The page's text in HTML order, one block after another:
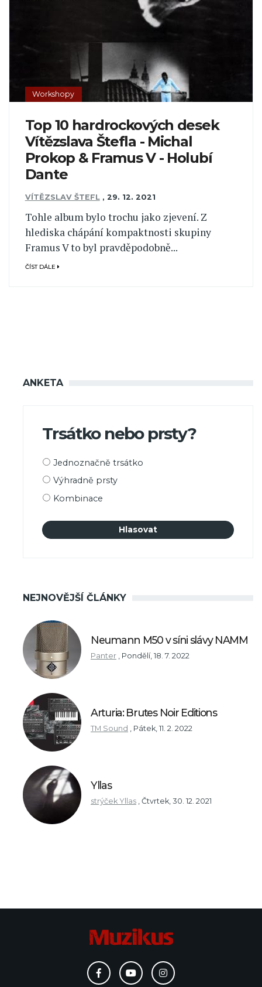
Workshopy
Top 10 hardrockových desek
Vítězslava Štefla - Michal
Prokop & Framus V - Holubí
Dante
VÍTĚZSLAV ŠTEFL , 29. 12. 2021
Tohle album bylo trochu jako zjevení. Z
hlediska chápání kompaktnosti skupiny
Framus V to byl pravděpodobně...
ČÍST DÁLE
ANKETA
Trsátko nebo prsty?
Možnosti
Jednoznačně trsátko
Výhradně prsty
Kombinace
NEJNOVĚJŠÍ ČLÁNKY
Neumann M50 v síni slávy NAMM
Panter , Pondělí, 18. 7. 2022
Arturia: Brutes Noir Editions
TM Sound , Pátek, 11. 2. 2022
Yllas
strýček Yllas , Čtvrtek, 30. 12. 2021